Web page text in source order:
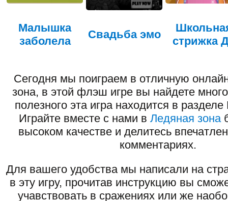
Малышка
заболела
Свадьба эмо
стрижка
Сегодня мы поиграем в отличную
зона, в этой флэш игре вы найдете
полезного эта игра находится в
Играйте вместе с нами в Ледяная зона
высоком качестве и делитесь
комментариях.
Для вашего удобства мы написали на
в эту игру, прочитав инструкцию вы
учавствовать в сражениях или же